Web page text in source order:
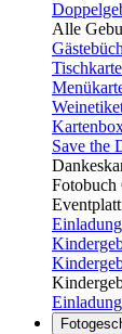
Alle
Save the
Fotobuch